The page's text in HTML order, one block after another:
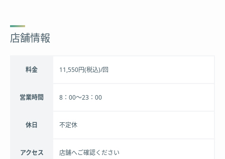
店舗情報
料金 11,550円(税込)/回
営業時間 8：00～23：00
休日 不定休
アクセス 店舗へご確認ください